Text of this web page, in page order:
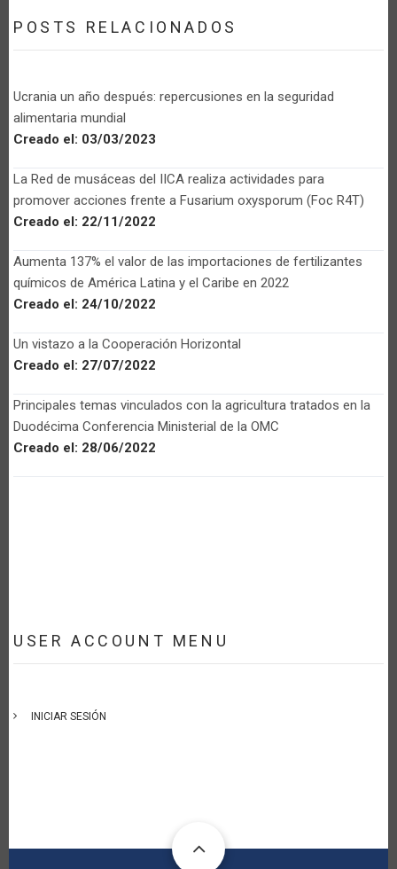
POSTS RELACIONADOS
Ucrania un año después: repercusiones en la seguridad
alimentaria mundial
Creado el: 03/03/2023
La Red de musáceas del IICA realiza actividades para
promover acciones frente a Fusarium oxysporum (Foc R4T)
Creado el: 22/11/2022
Aumenta 137% el valor de las importaciones de fertilizantes
químicos de América Latina y el Caribe en 2022
Creado el: 24/10/2022
Un vistazo a la Cooperación Horizontal
Creado el: 27/07/2022
Principales temas vinculados con la agricultura tratados en la
Duodécima Conferencia Ministerial de la OMC
Creado el: 28/06/2022
USER ACCOUNT MENU
INICIAR SESIÓN